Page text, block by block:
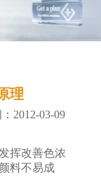
理
2012-03-09
挥改善色浓
料不易成